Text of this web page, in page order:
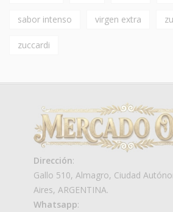
sabor intenso virgen extra
zuccardi
Dirección:
Gallo 510, Almagro, Ciudad
Aires, ARGENTINA.
Whatsapp: